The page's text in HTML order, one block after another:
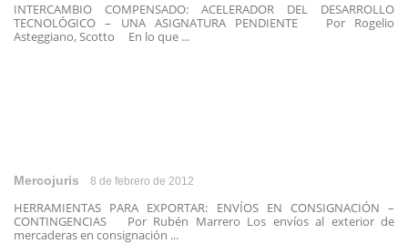
INTERCAMBIO COMPENSADO: ACELERADOR DEL DESARROLLO
TECNOLÓGICO – UNA ASIGNATURA PENDIENTE Por Rogelio
Asteggiano, Scotto En lo que ...
Mercojuris 8 de febrero de 2012
HERRAMIENTAS PARA EXPORTAR: ENVÍOS EN CONSIGNACIÓN –
CONTINGENCIAS Por Rubén Marrero Los envíos al exterior de
mercaderas en consignación ...